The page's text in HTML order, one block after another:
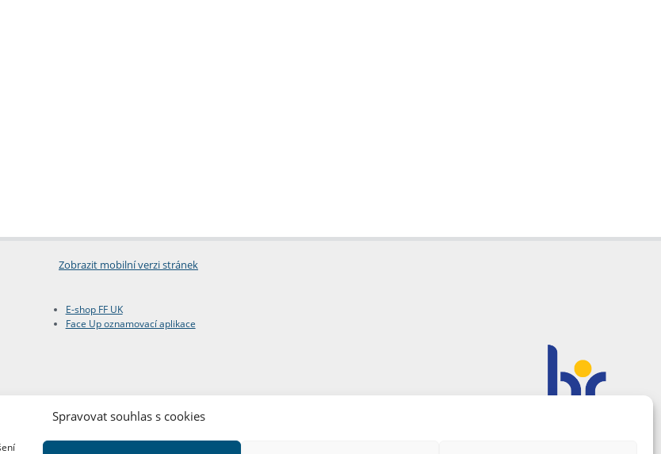
Spravovat souhlas s cookies
Zobrazit mobilní verzi stránek
E-shop FF UK
Face Up oznamovací aplikace